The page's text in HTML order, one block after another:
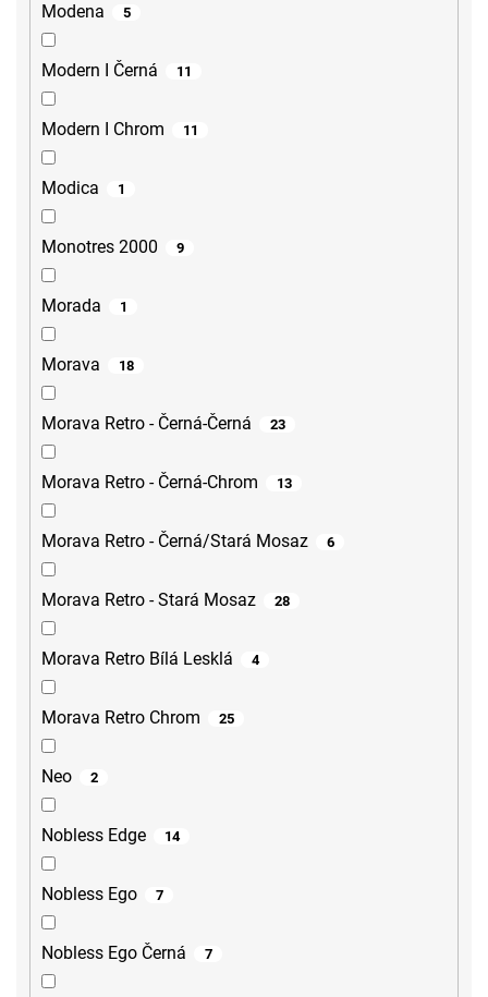
Modena 5
Modern I Černá 11
Modern I Chrom 11
Modica 1
Monotres 2000 9
Morada 1
Morava 18
Morava Retro - Černá-Černá 23
Morava Retro - Černá-Chrom 13
Morava Retro - Černá/Stará Mosaz 6
Morava Retro - Stará Mosaz 28
Morava Retro Bílá Lesklá 4
Morava Retro Chrom 25
Neo 2
Nobless Edge 14
Nobless Ego 7
Nobless Ego Černá 7